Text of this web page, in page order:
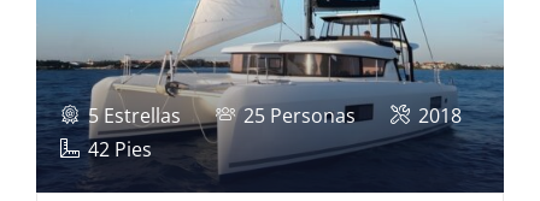
5 Estrellas 25 Personas
2018
42 Pies